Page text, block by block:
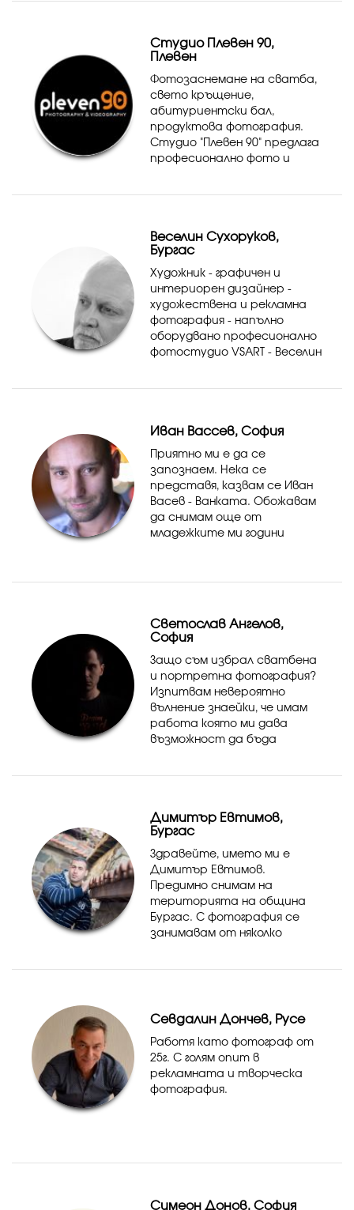
Студио Плевен 90,
Плевен
Фотозаснемане на сватба,
свето кръщение,
абитуриентски бал,
продуктова фотография.
Студио "Плевен 90" предлага
професионално фото и
Веселин Сухоруков,
Бургас
Художник - графичен и
интериорен дизайнер -
художествена и рекламна
фотография - напълно
оборудвано професионално
фотостудио VSART - Веселин
Моля не използв...
Иван Вассев, София
Приятно ми е да се
запознаем. Нека се
представя, казвам се Иван
Васев - Ванката. Обожавам
да снимам още от
младежките ми години
тавана в тъмната стаичка
к...
Светослав Ангелов,
София
Защо съм избрал сватбена
и портретна фотография?
Изпитвам невероятно
вълнение знаейки, че имам
работа която ми дава
възможност да бъда
снимките си, онези редки и
с...
Димитър Евтимов,
Бургас
Здравейте, името ми е
Димитър Евтимов.
Предимно снимам на
територията на община
Бургас. С фотография се
занимавам от няколко
насочил внимание: - Детска
фот...
Севдалин Дончев, Русе
Работя като фотограф от
25г. С голям опит в
рекламната и творческа
фотография.
Симеон Донов, София